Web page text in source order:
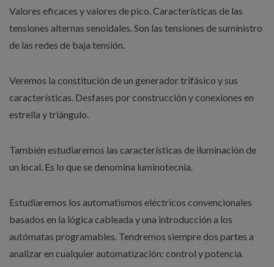
Valores eficaces y valores de pico. Características de las
tensiones alternas senoidales. Son las tensiones de suministro
de las redes de baja tensión.
Veremos la constitución de un generador trifásico y sus
características. Desfases por construcción y conexiones en
estrella y triángulo.
También estudiaremos las características de iluminación de
un local. Es lo que se denomina luminotecnia.
Estudiaremos los automatismos eléctricos convencionales
basados en la lógica cableada y una introducción a los
autómatas programables. Tendremos siempre dos partes a
analizar en cualquier automatización: control y potencia.